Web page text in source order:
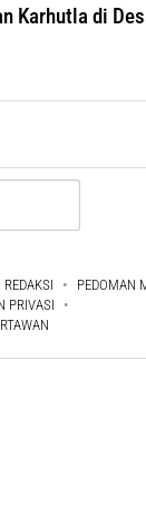
Karhutla di
REDAKSI
PEDOMAN
PRIVASI